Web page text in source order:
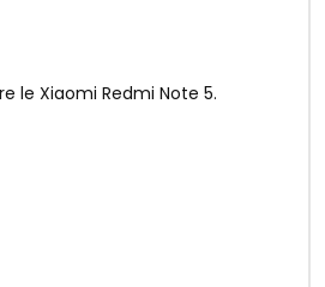
le Xiaomi Redmi Note 5.